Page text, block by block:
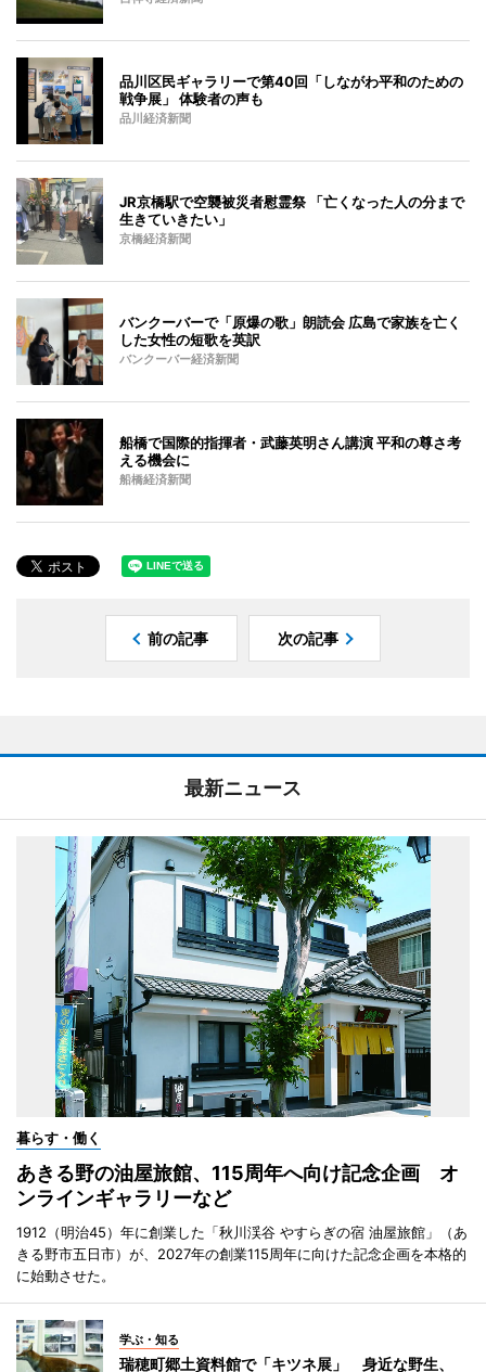
品川区民ギャラリーで第40回「しながわ平和のための
戦争展」 体験者の声も
品川経済新聞
JR京橋駅で空襲被災者慰霊祭 「亡くなった人の分まで
生きていきたい」
京橋経済新聞
バンクーバーで「原爆の歌」朗読会 広島で家族を亡く
した女性の短歌を英訳
バンクーバー経済新聞
船橋で国際的指揮者・武藤英明さん講演 平和の尊さ考
える機会に
船橋経済新聞
前の記事 次の記事
最新ニュース
暮らす・働く
あきる野の油屋旅館、115周年へ向け記念企画 オ
ンラインギャラリーなど
1912（明治45）年に創業した「秋川渓谷 やすらぎの宿 油屋旅館」（あ
きる野市五日市）が、2027年の創業115周年に向けた記念企画を本格的
に始動させた。
学ぶ・知る
瑞穂町郷土資料館で「キツネ展」 身近な野生、